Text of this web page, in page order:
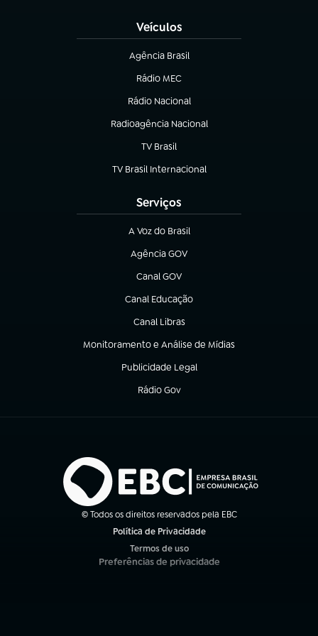
Veículos
Agência Brasil
(abre em nova aba)
Rádio MEC
(abre em nova aba)
Rádio Nacional
Radioagência Nacional
(abre em nova aba)
TV Brasil
(abre em nova aba)
TV Brasil Internacional
(abre em nova aba)
Serviços
A Voz do Brasil
(abre em nova aba)
Agência GOV
(abre em nova aba)
Canal GOV
(abre em nova aba)
Canal Educação
(abre em nova aba)
Canal Libras
(abre em nova aba)
Monitoramento e Análise de Mídias
(abre em nova aba)
Publicidade Legal
(abre em nova aba)
Rádio Gov
(abre em nova aba)
© Todos os direitos reservados pela EBC
Política de Privacidade
Termos de uso
(abre em nova aba)
Preferências de privacidade